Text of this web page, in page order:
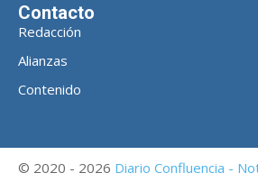
Contacto
Redacción
Alianzas
Contenido
© 2020 - 2026 Diario Confluencia -